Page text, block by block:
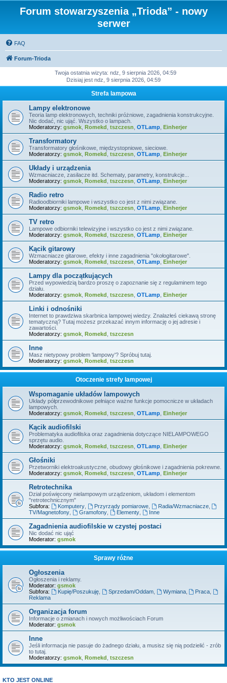
Forum stowarzyszenia „Trioda” - nowy
serwer
FAQ
Forum-Trioda
Twoja ostatnia wizyta: ndz, 9 sierpnia 2026, 04:59
Dzisiaj jest ndz, 9 sierpnia 2026, 04:59
Strefa lampowa
Lampy elektronowe
Teoria lamp elektronowych, techniki próżniowe, zagadnienia konstrukcyjne.
Nic dodać, nic ująć. Wszystko o lampach.
Moderatorzy: gsmok Romekd tszczesn OTLamp Einherjer
Transformatory
Transformatory głośnikowe, międzystopniowe, sieciowe.
Moderatorzy: gsmok Romekd tszczesn OTLamp Einherjer
Układy i urządzenia
Wzmacniacze, zasilacze itd. Schematy, parametry, konstrukcje...
Moderatorzy: gsmok Romekd tszczesn OTLamp Einherjer
Radio retro
Radioodbiorniki lampowe i wszystko co jest z nimi związane.
Moderatorzy: gsmok Romekd tszczesn OTLamp Einherjer
TV retro
Lampowe odbiorniki telewizyjne i wszystko co jest z nimi związane.
Moderatorzy: gsmok Romekd tszczesn OTLamp Einherjer
Kącik gitarowy
Wzmacniacze gitarowe, efekty i inne zagadnienia "okołogitarowe".
Moderatorzy: gsmok Romekd tszczesn OTLamp Einherjer
Lampy dla początkujących
Przed wypowiedzią bardzo proszę o zapoznanie się z regulaminem tego
działu.
Moderatorzy: gsmok Romekd tszczesn OTLamp Einherjer
Linki i odnośniki
Internet to prawdziwa skarbnica lampowej wiedzy. Znalazłeś ciekawą stronę
tematyczną? Tutaj możesz przekazać innym informację o jej adresie i
zawartości.
Moderatorzy: gsmok Romekd tszczesn
Inne
Masz nietypowy problem 'lampowy'? Spróbuj tutaj.
Moderatorzy: gsmok Romekd tszczesn
Otoczenie strefy lampowej
Wspomaganie układów lampowych
Układy półprzewodnikowe pełniące ważne funkcje pomocnicze w układach
lampowych.
Moderatorzy: gsmok Romekd tszczesn OTLamp Einherjer
Kącik audiofilski
Problematyka audiofilska oraz zagadnienia dotyczące NIELAMPOWEGO
sprzętu audio.
Moderatorzy: gsmok Romekd tszczesn OTLamp Einherjer
Głośniki
Przetworniki elektroakustyczne, obudowy głośnikowe i zagadnienia pokrewne.
Moderatorzy: gsmok Romekd tszczesn OTLamp Einherjer
Retrotechnika
Dział poświęcony nielampowym urządzeniom, układom i elementom
"retrotechnicznym"
Subfora:
Komputery, Przyrządy pomiarowe, Radia/Wzmacniacze,
TV/Magnetofony
Gramofony, Elementy, Inne
Zagadnienia audiofilskie w czystej postaci
Nic dodać nic ująć
Moderator: gsmok
Sprawy różne
Ogłoszenia
Ogłoszenia i reklamy.
Moderator: gsmok
Subfora:
Kupię/Poszukuję, Sprzedam/Oddam, Wymiana, Praca
Reklama
Organizacja forum
Informacje o zmianach i nowych możliwościach Forum
Moderator: gsmok
Inne
Jeśli informacja nie pasuje do żadnego działu, a musisz się nią podzielić - zrób
to tutaj.
Moderatorzy: gsmok Romekd tszczesn
KTO JEST ONLINE